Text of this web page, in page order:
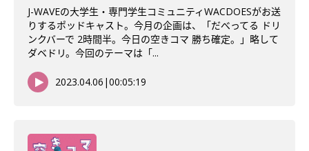
J-WAVEの大学生・専門学生コミュニティWACDOESがお送
りするポッドキャスト。今月の企画は、「だべってる ドリ
ンクバーで 2時間半。今日の空きコマ 勝ち確定。」略して
ダベドリ。今回のテーマは「...
2023.04.06 |00:05:19